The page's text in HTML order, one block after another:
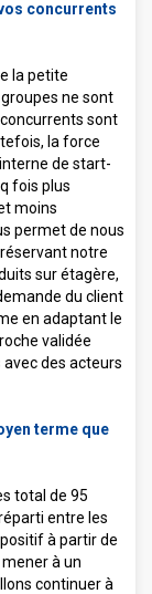
concurrents
la petite
ne sont
sont
la force
de start-
fois plus
moins
permet de nous
notre
sur étagère,
du client
en adaptant le
validée
des acteurs
terme que
total de 95
entre les
à partir de
à un
continuer à